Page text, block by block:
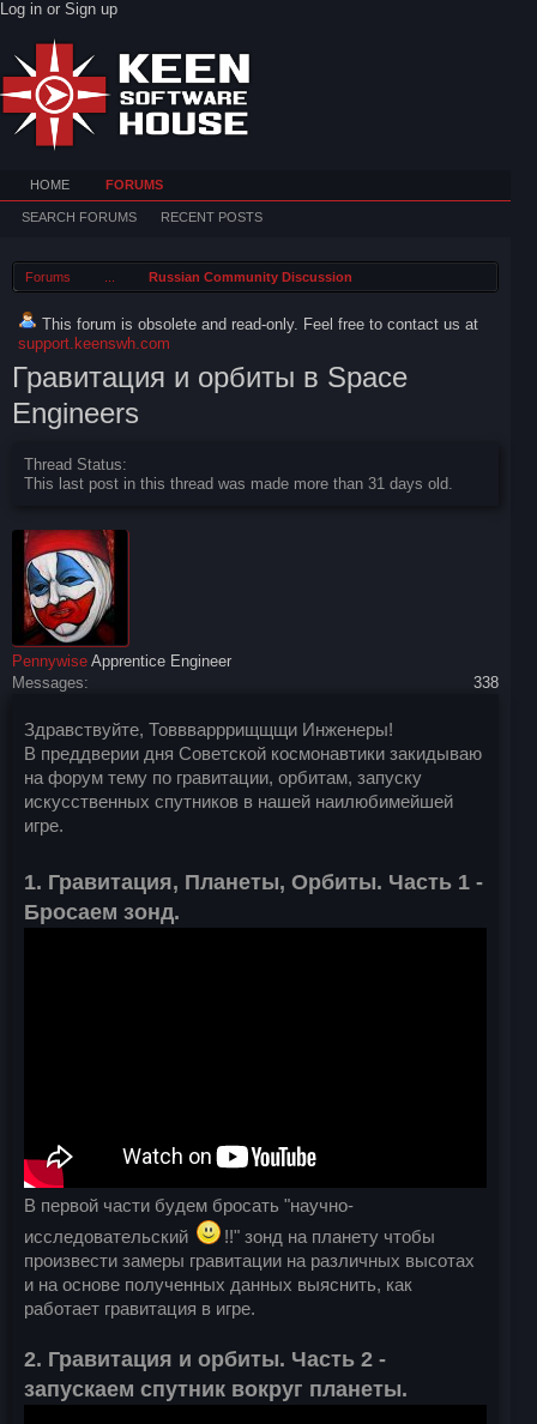
Log in or Sign up
Forums Russian Community Discussion
This forum is obsolete and read-only. Feel free to contact us at
support.keenswh.com
Гравитация и орбиты в Space
Engineers
Thread Status:
This last post in this thread was made more than 31 days old.
Pennywise Apprentice Engineer
Messages:
338
Здравствуйте, Товвварррищщщи Инженеры!
В преддверии дня Советской космонавтики закидываю
на форум тему по гравитации, орбитам, запуску
искусственных спутников в нашей наилюбимейшей
игре.
1. Гравитация, Планеты, Орбиты. Часть 1 -
Бросаем зонд.
В первой части будем бросать "научно-
исследовательский
!!" зонд на планету чтобы
произвести замеры гравитации на различных высотах
и на основе полученных данных выяснить, как
работает гравитация в игре.
2. Гравитация и орбиты. Часть 2 -
запускаем спутник вокруг планеты.
HOME FORUMS
SEARCH FORUMS RECENT POSTS